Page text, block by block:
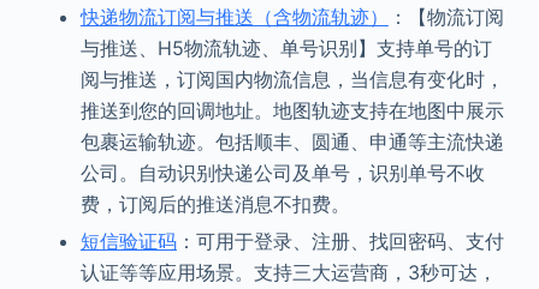
快递物流订阅与推送（含物流轨迹）
：【物流订阅
与推送、H5物流轨迹、单号识别】支持单号的订
阅与推送，订阅国内物流信息，当信息有变化时，
推送到您的回调地址。地图轨迹支持在地图中展示
包裹运输轨迹。包括顺丰、圆通、申通等主流快递
公司。自动识别快递公司及单号，识别单号不收
费，订阅后的推送消息不扣费。
短信验证码：可用于登录、注册、找回密码、支付
认证等等应用场景。支持三大运营商，3秒可达，